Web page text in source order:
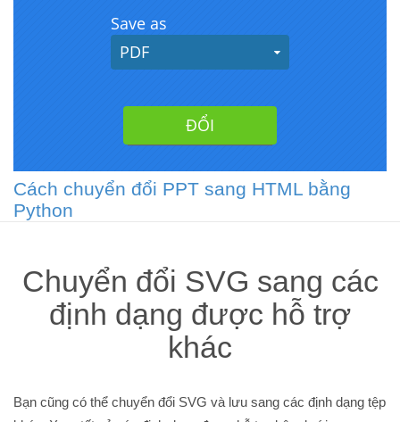
Cách chuyển đổi PPT sang HTML bằng
Python
Chuyển đổi SVG sang các
định dạng được hỗ trợ
khác
Bạn cũng có thể chuyển đổi SVG và lưu sang các định dạng tệp